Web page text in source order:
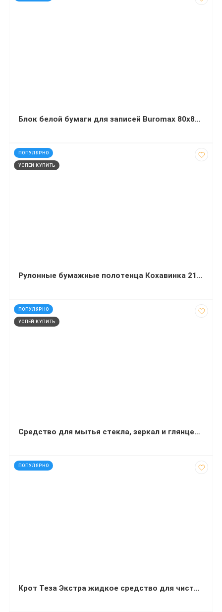
Блок белой бумаги для записей Buromax 80х80х50 мм не клееный
ПОПУЛЯРНО
УСПЕЙ КУПИТЬ
код: 70304
Рулонные бумажные полотенца Кохавинка 215х135 мм 525 листов
ПОПУЛЯРНО
УСПЕЙ КУПИТЬ
код: 32457
Средство для мытья стекла, зеркал и глянцевых поверхностей Balu Glass 5 л
ПОПУЛЯРНО
код: 92399
Крот Теза Экстра жидкое средство для чистки труб 900 мл